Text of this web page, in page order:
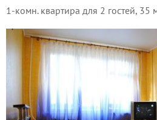
1-комн. квартира для 2 гостей, 35